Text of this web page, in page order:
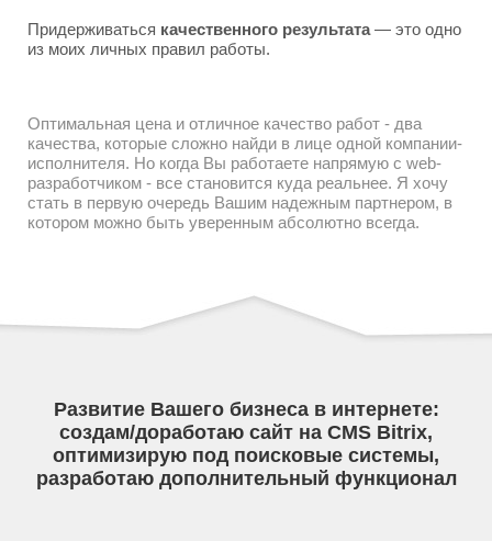
Придерживаться качественного результата— это одно
из моих личных правил работы.
Оптимальная цена и отличное качество работ - два
качества, которые сложно найди в лице одной компании-
исполнителя. Но когда Вы работаете напрямую с web-
разработчиком - все становится куда реальнее. Я хочу
стать в первую очередь Вашим надежным партнером, в
котором можно быть уверенным абсолютно всегда.
Развитие Вашего бизнеса в интернете:
создам/доработаю сайт на CMS Bitrix,
оптимизирую под поисковые системы,
разработаю дополнительный функционал